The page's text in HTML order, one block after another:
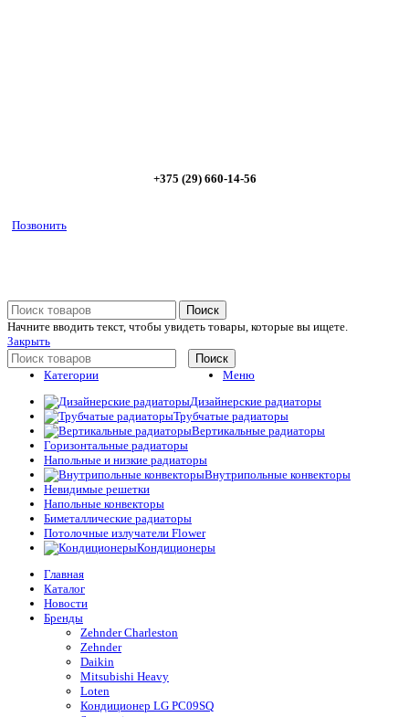
+375 (29) 660-14-56
Позвонить
Поиск
Начните вводить текст, чтобы увидеть товары, которые вы ищете.
Закрыть
Поиск
Меню
Категории
Дизайнерские радиаторы
Трубчатые радиаторы
Вертикальные радиаторы
Горизонтальные радиаторы
Напольные и низкие радиаторы
Внутрипольные конвекторы
Невидимые решетки
Напольные конвекторы
Биметаллические радиаторы
Потолочные излучатели Flower
Кондиционеры
Главная
Каталог
Новости
Бренды
Zehnder Charleston
Zehnder
Daikin
Mitsubishi Heavy
Loten
Кондиционер LG PC09SQ